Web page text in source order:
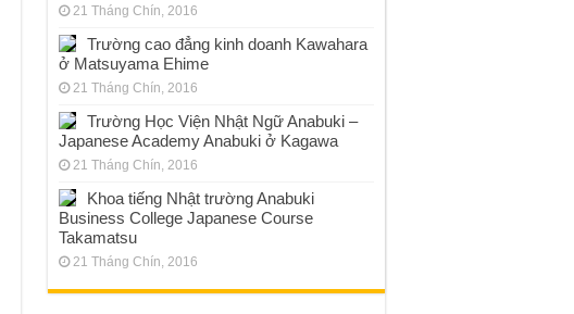
21 Tháng Chín, 2016
Trường cao đẳng kinh doanh Kawahara
ở Matsuyama Ehime
21 Tháng Chín, 2016
Trường Học Viện Nhật Ngữ Anabuki –
Japanese Academy Anabuki ở Kagawa
21 Tháng Chín, 2016
Khoa tiếng Nhật trường Anabuki
Business College Japanese Course
Takamatsu
21 Tháng Chín, 2016